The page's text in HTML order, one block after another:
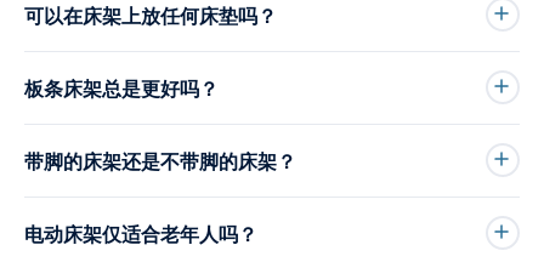
可以在床架上放任何床垫吗？
板条床架总是更好吗？
带脚的床架还是不带脚的床架？
电动床架仅适合老年人吗？